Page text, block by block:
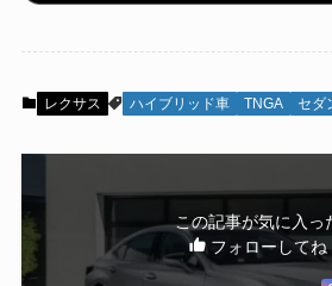
レクサス ハイブリッド車 TNGA セダ
この記事が気に入っ
フォローしてね